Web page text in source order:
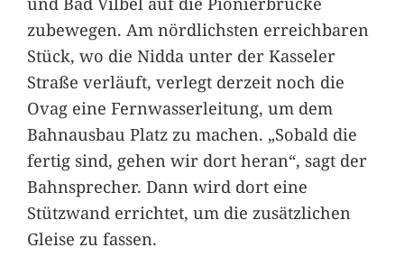
zubewegen. Am nördlichsten erreichbaren
Stück, wo die Nidda unter der Kasseler
Straße verläuft, verlegt derzeit noch die
Ovag eine Fernwasserleitung, um dem
Bahnausbau Platz zu machen. „Sobald die
fertig sind, gehen wir dort heran“, sagt der
Bahnsprecher. Dann wird dort eine
Stützwand errichtet, um die zusätzlichen
Gleise zu fassen.